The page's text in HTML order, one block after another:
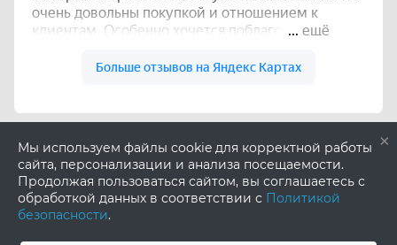
×
Мы используем файлы cookie для корректной работы
сайта, персонализации и анализа посещаемости.
Продолжая пользоваться сайтом, вы соглашаетесь с
обработкой данных в соответствии с Политикой
безопасности.